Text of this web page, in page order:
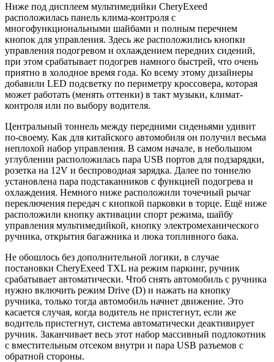
Ниже под дисплеем мультимедийки CheryExeed
расположилась панель клима-контроля с
многофункциональными шайбами и полным перечнем
кнопок для управления. Здесь же расположились кнопки
управления подогревом и охлаждением передних сидений,
при этом срабатывает подогрев намного быстрей, что очень
приятно в холодное время года. Ко всему этому дизайнеры
добавили LED подсветку по периметру кроссовера, которая
может работать (менять оттенки) в такт музыки, климат-
контроля или по выбору водителя.
Центральный тоннель между передними сиденьями удивит
по-своему. Как для китайского автомобиля он получил весьма
неплохой набор управления. В самом начале, в небольшом
углублении расположилась пара USB портов для подзарядки,
розетка на 12V и беспроводная зарядка. Далее по тоннелю
установлена пара подстаканников с функцией подогрева и
охлаждения. Немного ниже расположили точечный рычаг
переключения передач с кнопкой парковки в торце. Ещё ниже
расположили кнопку активации спорт режима, шайбу
управления мультимедийкой, кнопку электромеханического
ручника, открытия багажника и люка топливного бака.
Не обошлось без дополнительной логики, в случае
постановки CheryExeed TXL на режим паркинг, ручник
срабатывает автоматически. Чтоб снять автомобиль с ручника
нужно включить режим Drive (D) и нажать на кнопку
ручника, только тогда автомобиль начнет движение. Это
касается случая, когда водитель не пристегнут, если же
водитель пристегнут, система автоматически деактивирует
ручник. Заканчивает весь этот набор массивный подлокотник
с вместительным отсеком внутри и пара USB разъемов с
обратной стороны.